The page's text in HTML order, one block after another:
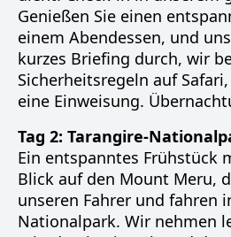
Genießen Sie einen
einem Abendessen, und
kurzes Briefing durch, wir
Sicherheitsregeln auf
eine Einweisung.
Tag 2: Tarangire-
Ein entspanntes Frühstück
Blick auf den Mount Meru,
unseren Fahrer und fahren
Nationalpark. Wir nehmen